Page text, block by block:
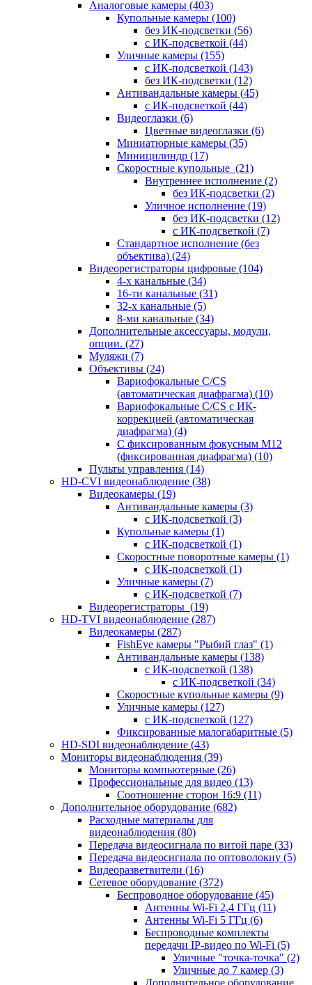
Аналоговые камеры (403)
Купольные камеры (100)
без ИК-подсветки (56)
с ИК-подсветкой (44)
Уличные камеры (155)
с ИК-подсветкой (143)
без ИК-подсветки (12)
Антивандальные камеры (45)
с ИК-подсветкой (44)
Видеоглазки (6)
Цветные видеоглазки (6)
Миниатюрные камеры (35)
Миницилиндр (17)
Скоростные купольные (21)
Внутреннее исполнение (2)
без ИК-подсветки (2)
Уличное исполнение (19)
без ИК-подсветки (12)
с ИК-подсветкой (7)
Стандартное исполнение (без
объектива) (24)
Видеорегистраторы цифровые (104)
4-х канальные (34)
16-ти канальные (31)
32-х канальные (5)
8-ми канальные (34)
Дополнительные аксессуары, модули,
опции. (27)
Муляжи (7)
Объективы (24)
Вариофокальные C/CS
(автоматическая диафрагма) (10)
Вариофокальные C/CS с ИК-
коррекцией (автоматическая
диафрагма) (4)
С фиксированным фокусным М12
(фиксированная диафрагма) (10)
Пульты управления (14)
HD-CVI видеонаблюдение (38)
Видеокамеры (19)
Антивандальные камеры (3)
с ИК-подсветкой (3)
Купольные камеры (1)
с ИК-подсветкой (1)
Скоростные поворотные камеры (1)
с ИК-подсветкой (1)
Уличные камеры (7)
с ИК-подсветкой (7)
Видеорегистраторы (19)
HD-TVI видеонаблюдение (287)
Видеокамеры (287)
FishEye камеры "Рыбий глаз" (1)
Антивандальные камеры (138)
с ИК-подсветкой (138)
с ИК-подсветкой (34)
Скоростные купольные камеры (9)
Уличные камеры (127)
с ИК-подсветкой (127)
Фиксированные малогабаритные (5)
HD-SDI видеонаблюдение (43)
Мониторы видеонаблюдения (39)
Мониторы компьютерные (26)
Профессиональные для видео (13)
Соотношение сторон 16:9 (11)
Дополнительное оборудование (682)
Расходные материалы для
видеонаблюдения (80)
Передача видеосигнала по витой паре (33)
Передача видеосигнала по оптоволокну (5)
Видеоразветвители (16)
Сетевое оборудование (372)
Беспроводное оборудование (45)
Антенны Wi-Fi 2,4 ГГц (11)
Антенны Wi-Fi 5 ГГц (6)
Беспроводные комплекты
передачи IP-видео по Wi-Fi (5)
Уличные "точка-точка" (2)
Уличные до 7 камер (3)
Дополнительное оборудование